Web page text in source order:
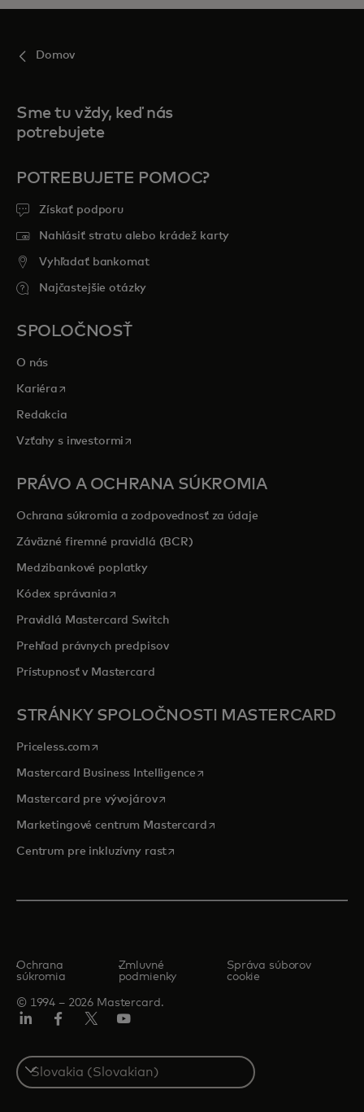
Domov
Sme tu vždy, keď nás
potrebujete
POTREBUJETE POMOC?
Získať podporu
Nahlásiť stratu alebo krádež karty
Vyhľadať bankomat
Najčastejšie otázky
SPOLOČNOSŤ
O nás
Kariéra opens in a new tab
Redakcia
Vzťahy s investormi opens in a new tab
PRÁVO A OCHRANA SÚKROMIA
Ochrana súkromia a zodpovednosť za údaje
Záväzné firemné pravidlá (BCR)
Medzibankové poplatky
Kódex správaniaopens in a new tab
Pravidlá Mastercard Switch
Prehľad právnych predpisov
Prístupnosť v Mastercard
STRÁNKY SPOLOČNOSTI MASTERCARD
Priceless.com opens in a new tab
Mastercard Business Intelligenceopens in a new tab
Mastercard pre vývojárovopens in a new tab
Marketingové centrum Mastercardopens in a new tab
Centrum pre inkluzívny rastopens in a new tab
© 1994 – 2026 Mastercard.
Ochrana
súkromia
Zmluvné
podmienky
Správa súborov
cookie
Select
a
country